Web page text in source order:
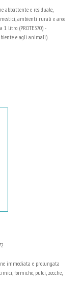
abbattente e residuale,
ambienti rurali e aree
1 litro (PROTE370) -
e agli animali)
immediata e prolungata
formiche, pulci, zecche,